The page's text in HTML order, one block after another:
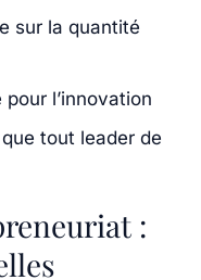
sur la quantité
l’innovation
tout leader de
: